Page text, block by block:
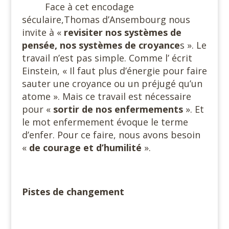
Face à cet encodage
séculaire,Thomas d’Ansembourg nous
invite à « revisiter nos systèmes de
pensée, nos systèmes de croyances ». Le
travail n’est pas simple. Comme l’ écrit
Einstein, « Il faut plus d’énergie pour faire
sauter une croyance ou un préjugé qu’un
atome ». Mais ce travail est nécessaire
pour « sortir de nos enfermements ». Et
le mot enfermement évoque le terme
d’enfer. Pour ce faire, nous avons besoin
« de courage et d’humilité ».
Pistes de changement